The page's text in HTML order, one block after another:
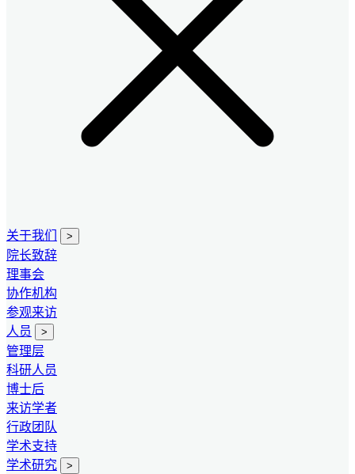
关于我们 >
院长致辞
理事会
协作机构
参观来访
人员
>
管理层
科研人员
博士后
来访学者
行政团队
学术支持
学术研究
>